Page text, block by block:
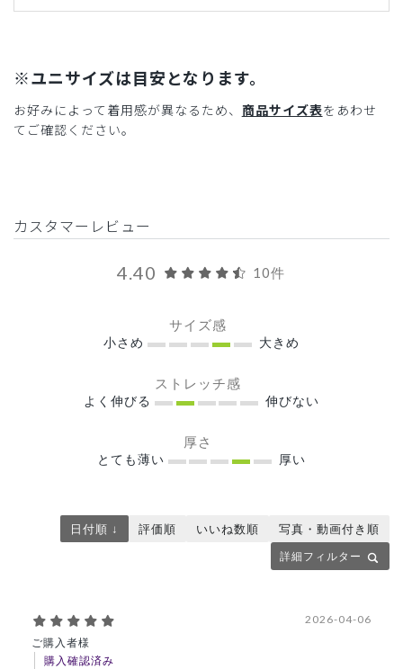
※ユニサイズは目安となります。
お好みによって着用感が異なるため、 商品サイズ表をあわせ
てご確認ください。
カスタマーレビュー
4.40 10件
サイズ感
小さめ 大きめ
ストレッチ感
よく伸びる 伸びない
厚さ
とても薄い 厚い
詳細フィルター
日付順 ↓ 評価順 いいね数順 写真・動画付き順
ご購入者様
購入確認済み
2026-04-06